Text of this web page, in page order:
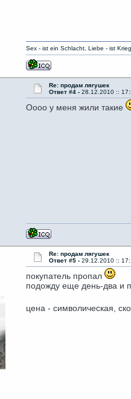
Sex - ist ein Schlacht, Liebe - ist
Re: продам лягушек
Ответ #4 - 28.12.2010 ::
Оооо у меня жили такие
Re: продам лягушек
Ответ #5 - 29.12.2010 ::
покупатель пропал
подожду еще день-два и
цена - символическая,